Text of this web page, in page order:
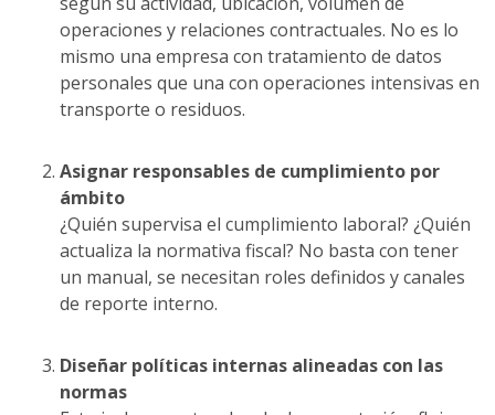
operaciones y relaciones contractuales. No es lo
mismo una empresa con tratamiento de datos
personales que una con operaciones intensivas en
transporte o residuos.
Asignar responsables de cumplimiento por
ámbito
¿Quién supervisa el cumplimiento laboral? ¿Quién
actualiza la normativa fiscal? No basta con tener
un manual, se necesitan roles definidos y canales
de reporte interno.
Diseñar políticas internas alineadas con las
normas